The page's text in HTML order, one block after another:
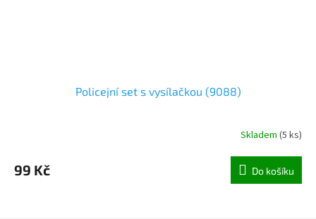
Policejní set s vysílačkou (9088)
Skladem (5 ks)
99 Kč Do košíku